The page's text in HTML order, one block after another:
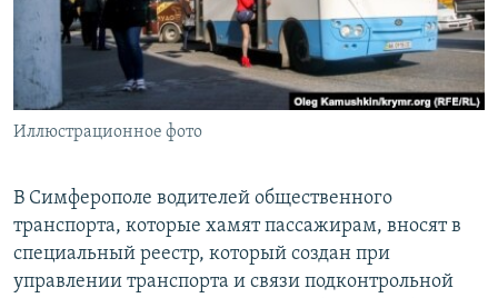
ПОБЕДИТЕЛЕЙ НЕ СУДЯТ?
КРЫМ.НЕПОКОРЕННЫЙ
ELIFBE
УКРАИНСКАЯ ПРОБЛЕМА КРЫМА
ПРИСОЕДИНЯЙТЕСЬ!
Иллюстрационное фото
В Симферополе водителей общественного
транспорта, которые хамят пассажирам, вносят в
специальный реестр, который создан при
управлении транспорта и связи подконтрольной